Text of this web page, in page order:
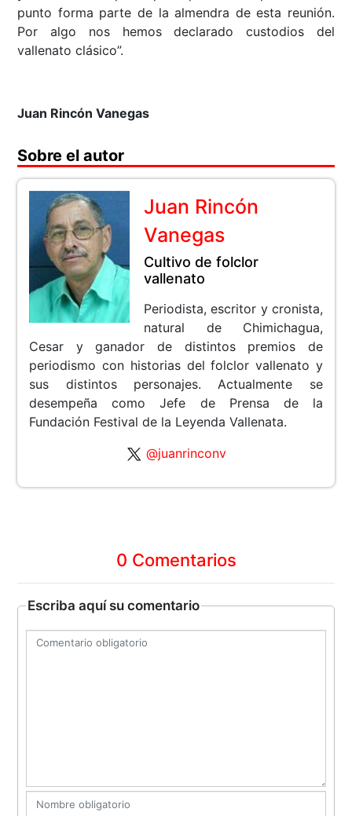
punto forma parte de la almendra de esta reunión.
Por algo nos hemos declarado custodios del
vallenato clásico”.
Juan Rincón Vanegas
Sobre el autor
Juan Rincón
Vanegas
Cultivo de folclor
vallenato
Periodista, escritor y cronista,
natural de Chimichagua,
Cesar y ganador de distintos premios de
periodismo con historias del folclor vallenato y
sus distintos personajes. Actualmente se
desempeña como Jefe de Prensa de la
Fundación Festival de la Leyenda Vallenata.
@juanrinconv
0 Comentarios
Escriba aquí su comentario